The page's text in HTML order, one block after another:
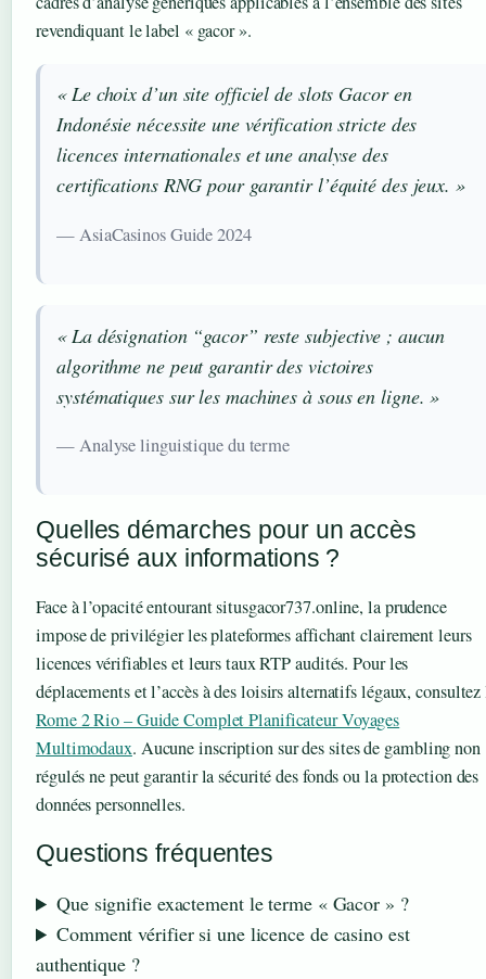
revendiquant le label « gacor ».
« Le choix d’un site officiel de slots Gacor en
Indonésie nécessite une vérification stricte des
licences internationales et une analyse des
certifications RNG pour garantir l’équité des jeux. »
— AsiaCasinos Guide 2024
« La désignation “gacor” reste subjective ; aucun
algorithme ne peut garantir des victoires
systématiques sur les machines à sous en ligne. »
— Analyse linguistique du terme
Quelles démarches pour un accès
sécurisé aux informations ?
Face à l’opacité entourant situsgacor737.online, la prudence
impose de privilégier les plateformes affichant clairement leurs
licences vérifiables et leurs taux RTP audités. Pour les
déplacements et l’accès à des loisirs alternatifs légaux, consultez
Rome 2 Rio – Guide Complet Planificateur Voyages
Multimodaux. Aucune inscription sur des sites de gambling non
régulés ne peut garantir la sécurité des fonds ou la protection des
données personnelles.
Questions fréquentes
Que signifie exactement le terme « Gacor » ?
Comment vérifier si une licence de casino est
authentique ?